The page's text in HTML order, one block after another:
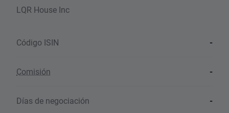
LQR House Inc
Código ISIN -
Comisión -
Días de negociación -